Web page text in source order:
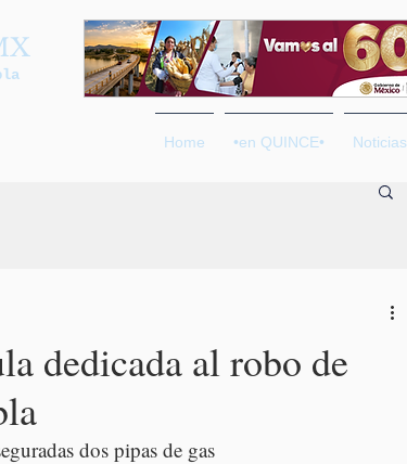
Home •en QUINCE• Noticias
dedicada al robo de
dos pipas de gas